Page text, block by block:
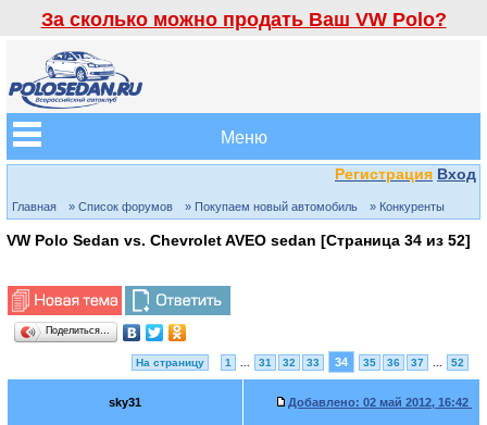
За сколько можно продать Ваш VW Polo?
Меню
Регистрация Вход
Главная » Список форумов » Покупаем новый автомобиль » Конкуренты
VW Polo Sedan vs. Chevrolet AVEO sedan [Страница 34 из 52]
Поделиться…
На страницу 1 31 32 33 34 35 36 37 52
sky31 Добавлено: 02 май 2012, 16:42